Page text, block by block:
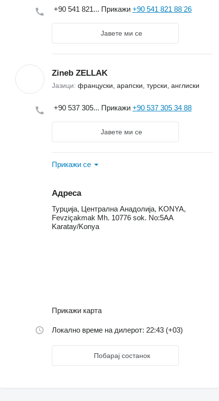
+90 541 821... Прикажи +90 541 821 88 26
Јавете ми се
Zineb ZELLAK
Јазици: француски, арапски, турски, англиски
+90 537 305... Прикажи +90 537 305 34 88
Јавете ми се
Прикажи се
Адреса
Турција, Централна Анадолија, KONYA,
Fevziçakmak Mh. 10776 sok. No:5AA
Karatay/Konya
Прикажи карта
Локално време на дилерот: 22:43 (+03)
Побарај состанок